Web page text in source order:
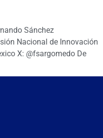
Sánchez
Nacional de Innovación
X: @fsargomedo De